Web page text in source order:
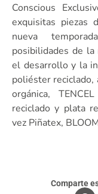
Conscious
exquisitas piezas
nueva
posibilidades de
el desarrollo y la
poliéster reciclado,
orgánica,
reciclado y plata
vez Piñatex,
Comparte